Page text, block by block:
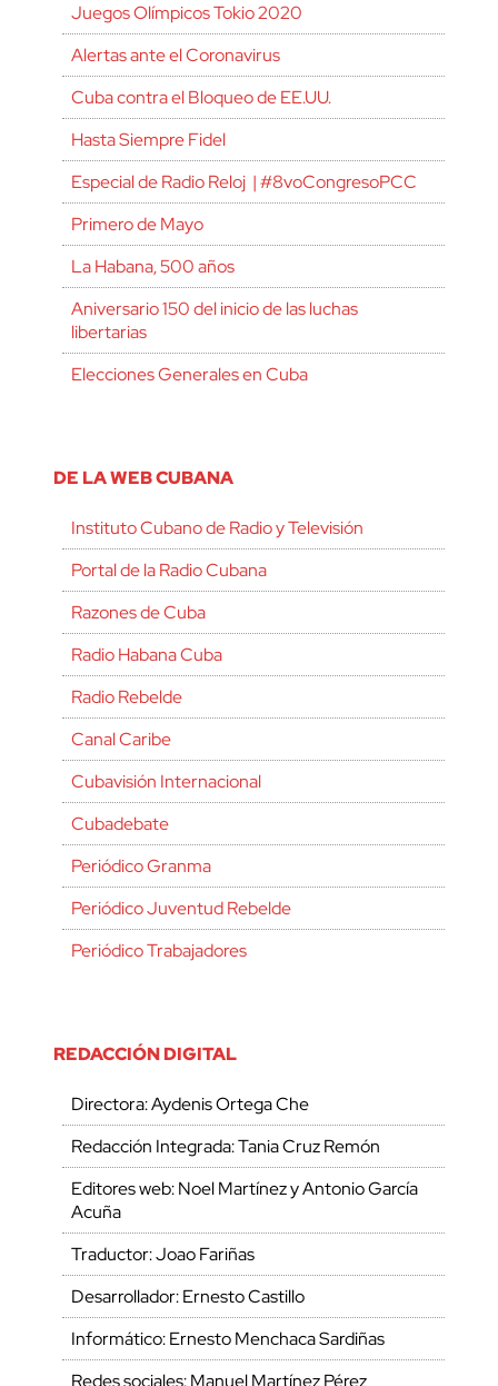
Juegos Olímpicos Tokio 2020
Alertas ante el Coronavirus
Cuba contra el Bloqueo de EE.UU.
Hasta Siempre Fidel
Especial de Radio Reloj | #8voCongresoPCC
Primero de Mayo
La Habana, 500 años
Aniversario 150 del inicio de las luchas
libertarias
Elecciones Generales en Cuba
DE LA WEB CUBANA
Instituto Cubano de Radio y Televisión
Portal de la Radio Cubana
Razones de Cuba
Radio Habana Cuba
Radio Rebelde
Canal Caribe
Cubavisión Internacional
Cubadebate
Periódico Granma
Periódico Juventud Rebelde
Periódico Trabajadores
REDACCIÓN DIGITAL
Directora: Aydenis Ortega Che
Redacción Integrada: Tania Cruz Remón
Editores web: Noel Martínez y Antonio García
Acuña
Traductor: Joao Fariñas
Desarrollador: Ernesto Castillo
Informático: Ernesto Menchaca Sardiñas
Redes sociales: Manuel Martínez Pérez